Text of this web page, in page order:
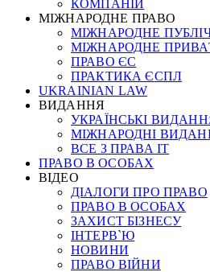
КОМПАНІЙ
МІЖНАРОДНЕ ПРАВО
МІЖНАРОДНЕ
МІЖНАРОДНЕ
ПРАВО ЄС
ПРАКТИКА ЄСПЛ
UKRAINIAN LAW
ВИДАННЯ
УКРАЇНСЬКІ
МІЖНАРОДНІ
ВСЕ З ПРАВА ІТ
ПРАВО В ОСОБАХ
ВІДЕО
ДІАЛОГИ ПРО ПРАВО
ПРАВО В ОСОБАХ
ЗАХИСТ БІЗНЕСУ
ІНТЕРВ`Ю
НОВИНИ
ПРАВО ВІЙНИ